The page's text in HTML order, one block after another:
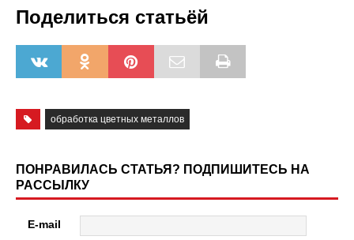
Поделиться статьёй
обработка цветных металлов
ПОНРАВИЛАСЬ СТАТЬЯ? ПОДПИШИТЕСЬ НА
РАССЫЛКУ
E-mail